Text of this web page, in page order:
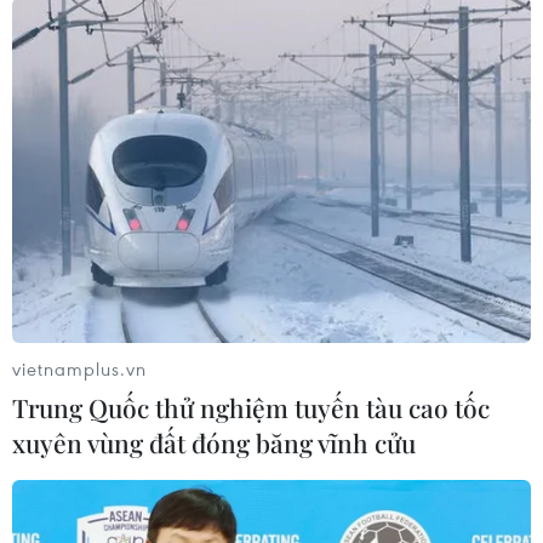
tế Israel xuống còn A2, do lo ngại các rủi ro
chính trị và tài chính gây ra bởi cuộc xung đột
với Hamas./.
vietnamplus.vn
Trung Quốc thử nghiệm tuyến tàu cao tốc
xuyên vùng đất đóng băng vĩnh cửu